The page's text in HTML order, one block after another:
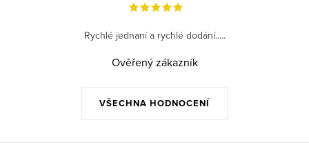
VŠECHNA HODNOCENÍ
Rychlé jednaní a rychlé dodání.....
Ověřený zákazník